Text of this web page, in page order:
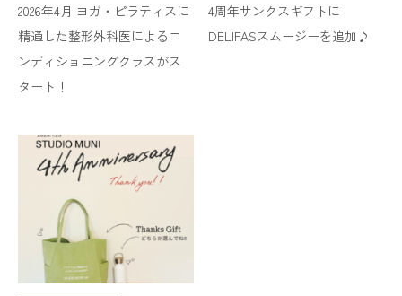
2026年4月 ヨガ・ピラティスに
精通した整形外科医によるコ
ンディショニングクラスがス
タート！
4周年サンクスギフトに
DELIFASスムージーを追加♪